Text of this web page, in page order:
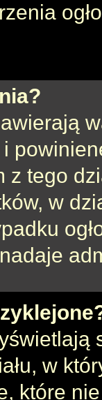
z tego
w
w
które